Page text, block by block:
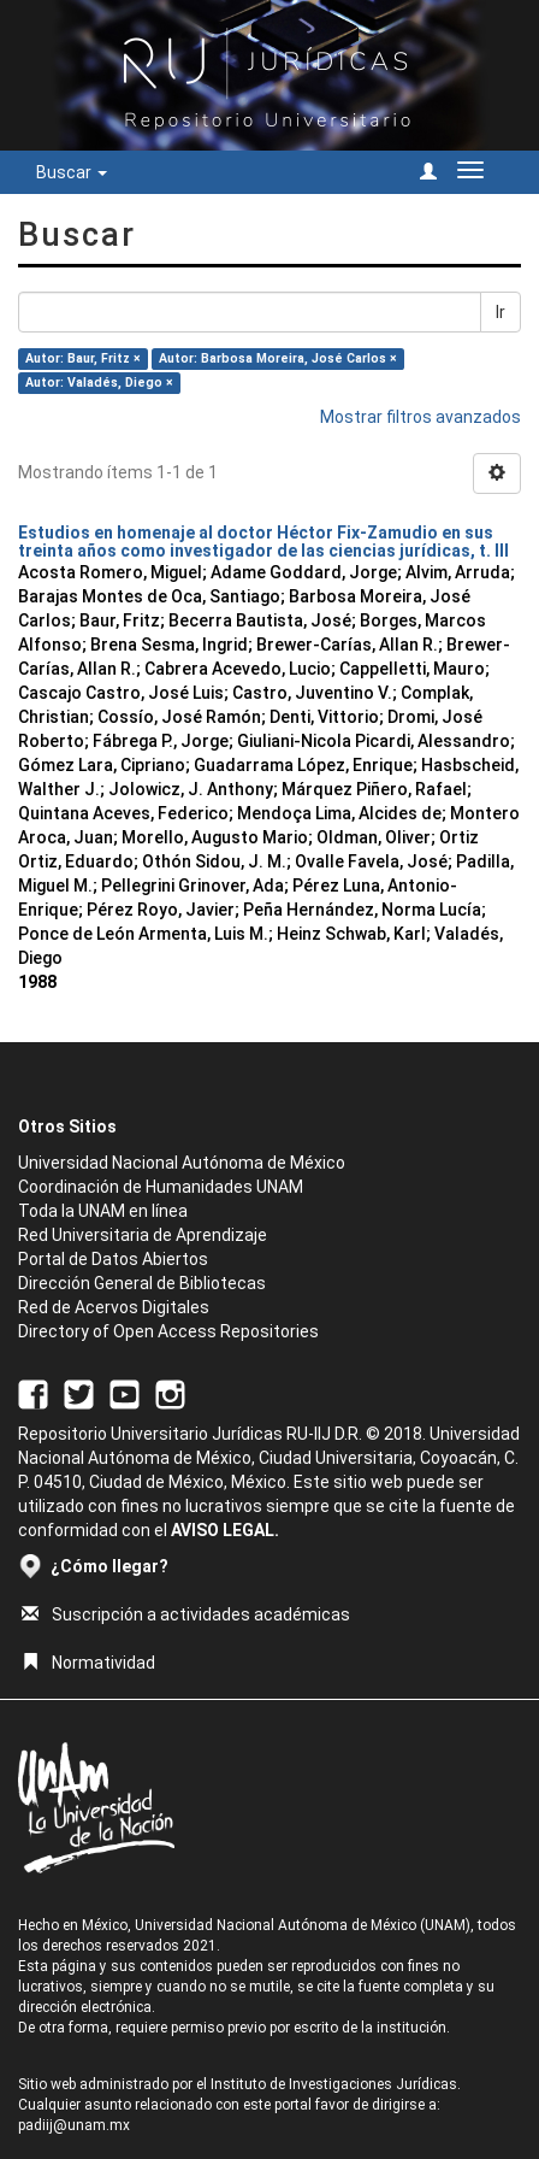
Buscar
Cambiar
Buscar
Ir
Autor: Baur, Fritz ×
Autor: Barbosa Moreira, José Carlos ×
Autor: Valadés, Diego ×
Mostrar filtros avanzados
Mostrando ítems 1-1 de 1
Estudios en homenaje al doctor Héctor Fix-Zamudio en sus
treinta años como investigador de las ciencias jurídicas, t. III
Acosta Romero, Miguel; Adame Goddard, Jorge; Alvim, Arruda;
Barajas Montes de Oca, Santiago; Barbosa Moreira, José
Carlos; Baur, Fritz; Becerra Bautista, José; Borges, Marcos
Alfonso; Brena Sesma, Ingrid; Brewer-Carías, Allan R.; Brewer-
Carías, Allan R.; Cabrera Acevedo, Lucio; Cappelletti, Mauro;
Cascajo Castro, José Luis; Castro, Juventino V.; Complak,
Christian; Cossío, José Ramón; Denti, Vittorio; Dromi, José
Roberto; Fábrega P., Jorge; Giuliani-Nicola Picardi, Alessandro;
Gómez Lara, Cipriano; Guadarrama López, Enrique; Hasbscheid,
Walther J.; Jolowicz, J. Anthony; Márquez Piñero, Rafael;
Quintana Aceves, Federico; Mendoça Lima, Alcides de; Montero
Aroca, Juan; Morello, Augusto Mario; Oldman, Oliver; Ortiz
Ortiz, Eduardo; Othón Sidou, J. M.; Ovalle Favela, José; Padilla,
Miguel M.; Pellegrini Grinover, Ada; Pérez Luna, Antonio-
Enrique; Pérez Royo, Javier; Peña Hernández, Norma Lucía;
Ponce de León Armenta, Luis M.; Heinz Schwab, Karl; Valadés,
Diego
1988
Otros Sitios
Universidad Nacional Autónoma de México
Coordinación de Humanidades UNAM
Toda la UNAM en línea
Red Universitaria de Aprendizaje
Portal de Datos Abiertos
Dirección General de Bibliotecas
Red de Acervos Digitales
Directory of Open Access Repositories
Repositorio Universitario Jurídicas RU-IIJ D.R. © 2018. Universidad
Nacional Autónoma de México, Ciudad Universitaria, Coyoacán, C.
P. 04510, Ciudad de México, México. Este sitio web puede ser
utilizado con fines no lucrativos siempre que se cite la fuente de
conformidad con el AVISO LEGAL.
¿Cómo llegar?
Suscripción a actividades académicas
Normatividad
Hecho en México, Universidad Nacional Autónoma de México (UNAM), todos
los derechos reservados 2021.
Esta página y sus contenidos pueden ser reproducidos con fines no
lucrativos, siempre y cuando no se mutile, se cite la fuente completa y su
dirección electrónica.
De otra forma, requiere permiso previo por escrito de la institución.
Sitio web administrado por el Instituto de Investigaciones Jurídicas.
Cualquier asunto relacionado con este portal favor de dirigirse a:
padiij@unam.mx